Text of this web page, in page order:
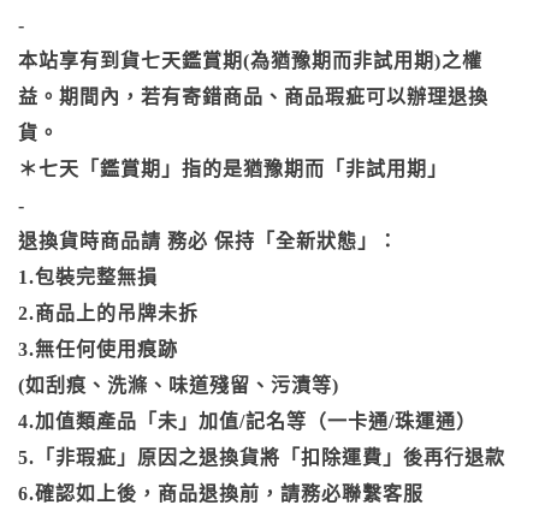
-
本站享有到貨七天鑑賞期(為猶豫期而非試用期)之權
益。期間內，若有寄錯商品、商品瑕疵可以辦理退換
貨。
＊七天「鑑賞期」指的是猶豫期而「非試用期」
-
退換貨時商品請 務必 保持「全新狀態」：
1.包裝完整無損
2.商品上的吊牌未拆
3.無任何使用痕跡
(如刮痕、洗滌、味道殘留、污漬等)
4.加值類產品「未」加值/記名等（一卡通/珠運通）
5.「非瑕疵」原因之退換貨將「扣除運費」後再行退款
6.確認如上後，商品退換前，請務必聯繫客服